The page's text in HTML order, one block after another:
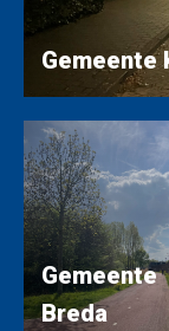
Gemeente
Gemeente
Breda